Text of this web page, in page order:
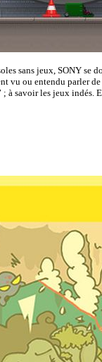
sans jeux, SONY se
vu ou entendu parler
à savoir les jeux